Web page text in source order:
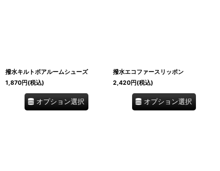
撥水キルトボアルームシューズ
1,870円(税込)
オプション選択
撥水エコファースリッポン
2,420円(税込)
オプション選択